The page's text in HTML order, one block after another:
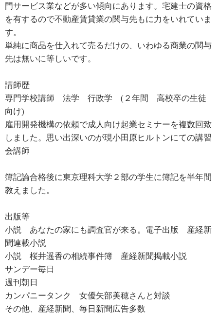
門サービス業などが多い傾向にあります。宅建士の資格
を有するので不動産賃貸業の関与先もに力をいれていま
す。
単純に商品を仕入れて売るだけの、いわゆる商業の関与
先は無いに等しいです。
講師歴
専門学校講師 法学 行政学 (２年間 高校卒の生徒
向け)
雇用開発機構の依頼で成人向け起業セミナーを複数回致
しました。思い出深いのが現小田原ヒルトンにての講習
会講師
簿記論合格後に東京理科大学２部の学生に簿記を半年間
教えました。
出版等
小説 あなたの家にも調査官が来る。電子出版 産経新
聞連載小説
小説 桜井遥香の相続事件簿 産経新聞掲載小説
サンデー毎日
週刊朝日
カンパニータンク 女優矢部美穂さんと対談
その他、産経新聞、毎日新聞広告多数